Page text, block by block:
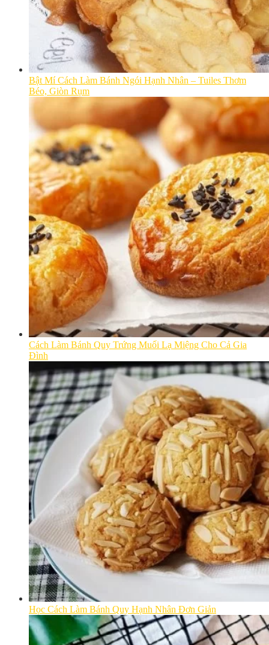
Bật Mí Cách Làm Bánh Ngói Hạnh Nhân – Tuiles Thơm
Béo, Giòn Rụm
Cách Làm Bánh Quy Trứng Muối Lạ Miệng Cho Cả Gia
Đình
Học Cách Làm Bánh Quy Hạnh Nhân Đơn Giản